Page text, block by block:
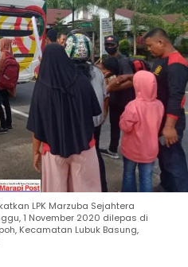
LPK Marzuba Sejahtera
1 November 2020 dilepas di
Kecamatan Lubuk Basung,